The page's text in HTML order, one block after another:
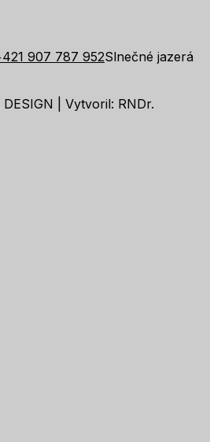
907 787 952Slnečné jazerá
| Vytvoril: RNDr.